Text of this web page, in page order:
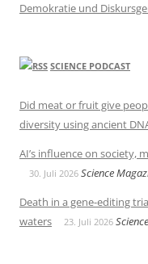
Demokratie und
SCIENCE PODCAST
Did meat or fruit give
diversity using ancient
AI’s influence on society,
30. Juli 2026 Science
Death in a gene-editing
waters
23. Juli 2026